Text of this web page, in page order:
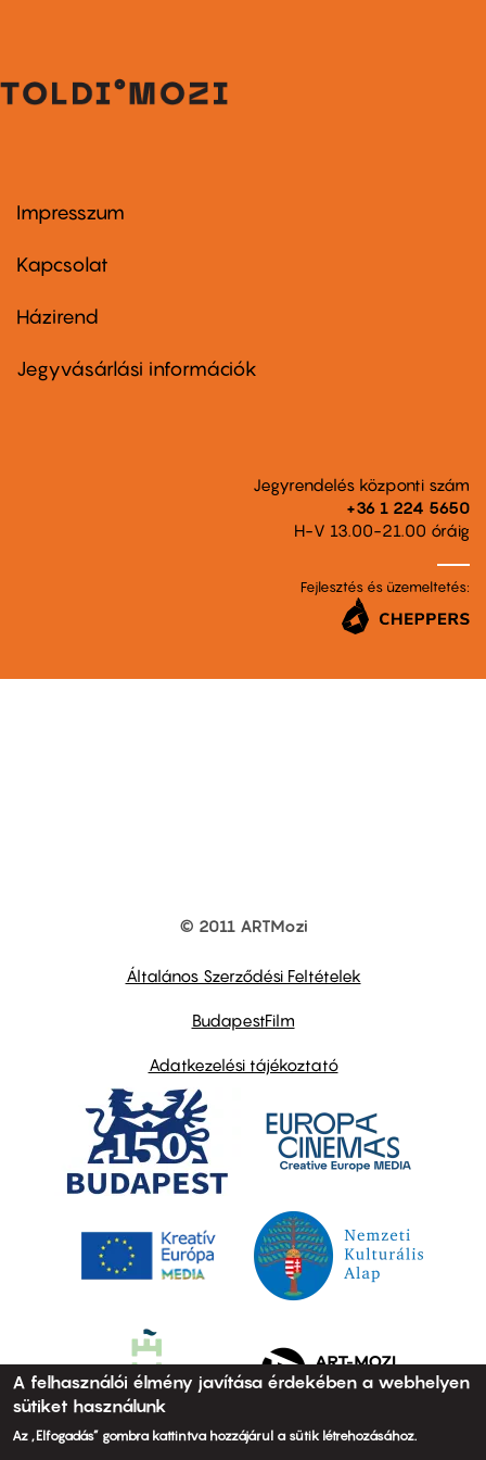
Footer
first
Impresszum
Kapcsolat
Footer
second
Házirend
Jegyvásárlási információk
Jegyrendelés központi szám
+36 1 224 5650
H-V 13.00-21.00 óráig
Fejlesztés és üzemeltetés:
© 2011 ARTMozi
Általános Szerződési Feltételek
BudapestFilm
Adatkezelési tájékoztató
A felhasználói élmény javítása érdekében a webhelyen
sütiket használunk
Az „Elfogadás” gombra kattintva hozzájárul a sütik létrehozásához.